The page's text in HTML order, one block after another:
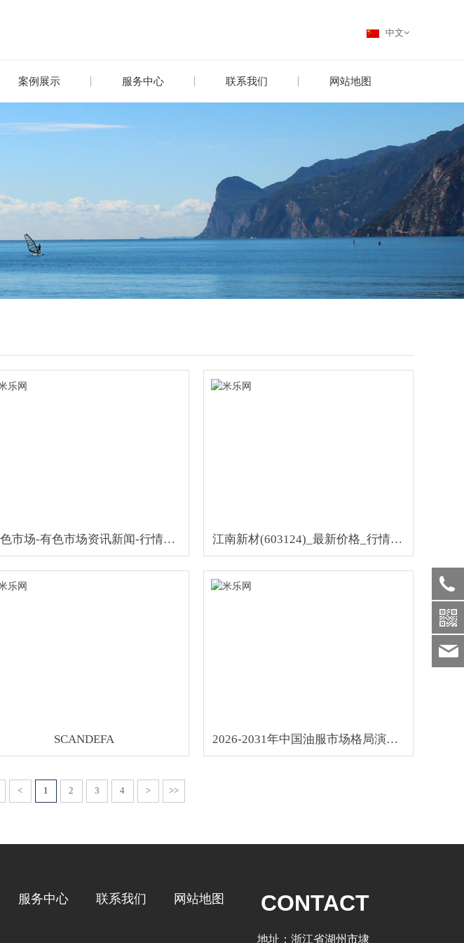
中文
案例展示 服务中心 联系我们 网站地图
有色市场-有色市场资讯新闻-行情月评-中色报网 江南新材(603124)_最新价格_行情_走势图—东方财富网
SCANDEFA 2026-2031年中国油服市场格局演变与高水平发展对策研究
< 1 2 3 4 > >>
服务中心 联系我们 网站地图 CONTACT
地址：浙江省湖州市埭
400-